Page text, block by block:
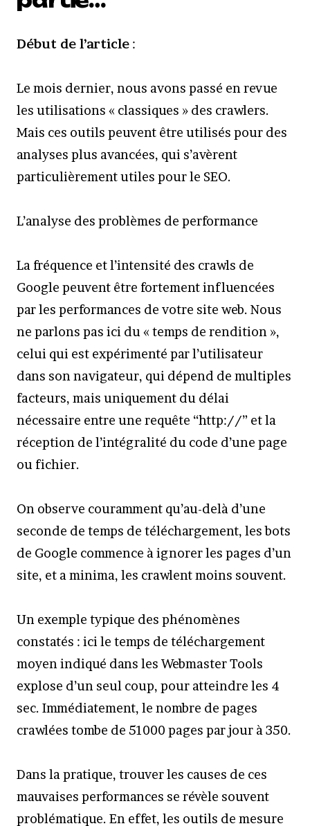
Début de l’article :
Le mois dernier, nous avons passé en revue
les utilisations « classiques » des crawlers.
Mais ces outils peuvent être utilisés pour des
analyses plus avancées, qui s’avèrent
particulièrement utiles pour le SEO.
L’analyse des problèmes de performance
La fréquence et l’intensité des crawls de
Google peuvent être fortement influencées
par les performances de votre site web. Nous
ne parlons pas ici du « temps de rendition »,
celui qui est expérimenté par l’utilisateur
dans son navigateur, qui dépend de multiples
facteurs, mais uniquement du délai
nécessaire entre une requête “http://” et la
réception de l’intégralité du code d’une page
ou fichier.
On observe couramment qu’au-delà d’une
seconde de temps de téléchargement, les bots
de Google commence à ignorer les pages d’un
site, et a minima, les crawlent moins souvent.
Un exemple typique des phénomènes
constatés : ici le temps de téléchargement
moyen indiqué dans les Webmaster Tools
explose d’un seul coup, pour atteindre les 4
sec. Immédiatement, le nombre de pages
crawlées tombe de 51000 pages par jour à 350.
Dans la pratique, trouver les causes de ces
mauvaises performances se révèle souvent
problématique. En effet, les outils de mesure